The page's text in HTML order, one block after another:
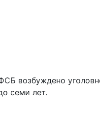
возбуждено
семи лет.